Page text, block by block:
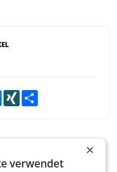
LinkedInXING
×
verwendet